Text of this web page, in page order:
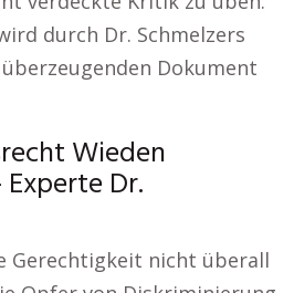
durch Dr. Schmelzers
Dokument
Wieden
Dr.
Gerechtigkeit nicht überall